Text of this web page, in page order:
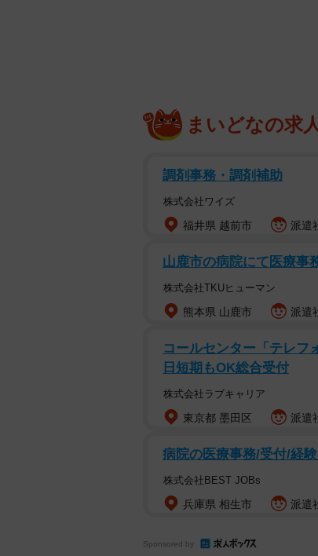
まいどなの求
調剤事務・調剤補助
株式会社ワイズ
福井県 越前市 派遣
山鹿市の病院にて医療事
株式会社TKUヒューマン
熊本県 山鹿市 派遣
コールセンター「テレフ
日短期もOK総合受付
株式会社ラブキャリア
東京都 墨田区 派遣
病院の医療事務/受付/経
株式会社BEST JOBs
兵庫県 相生市 派遣
Sponsored by